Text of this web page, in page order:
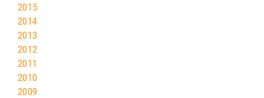
2015
2014
2013
2012
2011
2010
2009